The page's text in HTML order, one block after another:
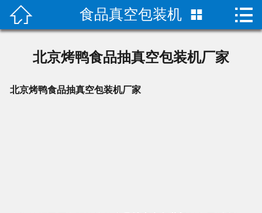
 首页
 食品真空包装机  
北京烤鸭食品抽真空包装机厂家
北京烤鸭食品抽真空包装机厂家